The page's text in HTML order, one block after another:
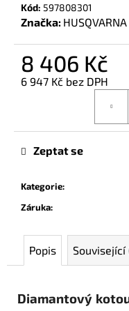
Kód: 597808301
Značka: HUSQVARNA
8 406 Kč
6 947 Kč bez DPH
Kategorie:
Záruka:
Zeptat se
Popis Související
Diamantový